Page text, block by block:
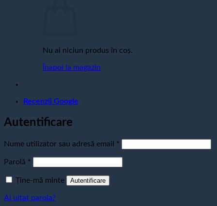
Nu ai niciun produs în coș.
Înapoi la magazin
Recenzii Google
Autentificare
Nume utilizator sau adresă email *
Parolă *
Ține-mă minte Autentificare
Ai uitat parola?